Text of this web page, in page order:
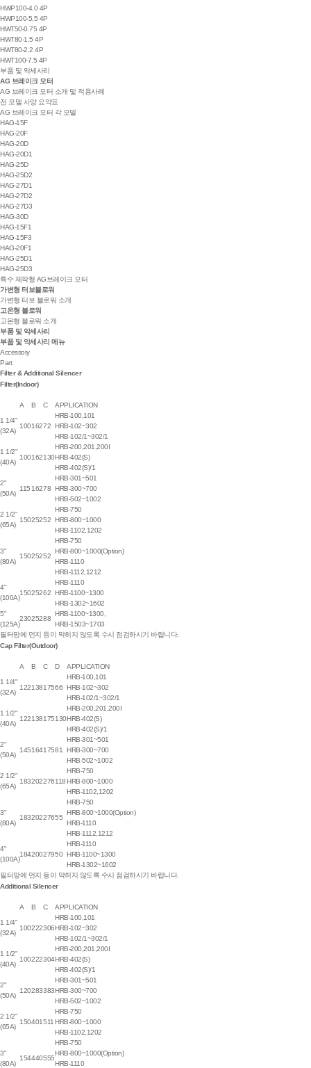
HWP100-4.0 4P
HWP100-5.5 4P
HWT50-0.75 4P
HWT80-1.5 4P
HWT80-2.2 4P
HWT100-7.5 4P
부품 및 악세사리
AG 브레이크 모터
AG 브레이크 모터 소개 및 적용사례
전 모델 사양 요약표
AG 브레이크 모터 각 모델
HAG-15F
HAG-20F
HAG-20D
HAG-20D1
HAG-25D
HAG-25D2
HAG-27D1
HAG-27D2
HAG-27D3
HAG-30D
HAG-15F1
HAG-15F3
HAG-20F1
HAG-25D1
HAG-25D3
특수 제작형 AG브레이크 모터
가변형 터보블로워
가변형 터보 블로워 소개
고온형 블로워
고온형 블로워 소개
부품 및 악세사리
부품 및 악세사리 메뉴
Accessory
Part
Filter & Additional Silencer
Filter(Indoor)
A B C
APPLICATION
1 1/4"
(32A)
10016272
HRB-100,101
HRB-102~302
HRB-102/1~302/1
1 1/2"
(40A)
100162130
HRB-200,201,200I
HRB-402(S)
HRB-402(S)/1
2"
(50A)
115 16278
HRB-301~501
HRB-300~700
HRB-502~1002
2 1/2"
(65A)
15025252
HRB-750
HRB-800~1000
HRB-1102,1202
3"
(80A)
15025252
HRB-750
HRB-800~1000(Option)
HRB-1110
HRB-1112,1212
4"
(100A)
15025262
HRB-1110
HRB-1100~1300
HRB-1302~1602
5"
(125A)
23025288
HRB-1100~1300,
HRB-1503~1703
필터망에 먼지 등이 막히지 않도록 수시 점검하시기 바랍니다.
Cap Filter(Outdoor)
A B C D
APPLICATION
1 1/4"
(32A)
12213817566
HRB-100,101
HRB-102~302
HRB-102/1~302/1
1 1/2"
(40A)
122138175130
HRB-200,201,200I
HRB-402(S)
HRB-402(S)/1
2"
(50A)
14516417581
HRB-301~501
HRB-300~700
HRB-502~1002
2 1/2"
(65A)
183202276118
HRB-750
HRB-800~1000
HRB-1102,1202
3"
(80A)
18320227655
HRB-750
HRB-800~1000(Option)
HRB-1110
HRB-1112,1212
4"
(100A)
18420027950
HRB-1110
HRB-1100~1300
HRB-1302~1602
필터망에 먼지 등이 막히지 않도록 수시 점검하시기 바랍니다.
Additional Silencer
A B C
APPLICATION
1 1/4"
(32A)
100222306
HRB-100,101
HRB-102~302
HRB-102/1~302/1
1 1/2"
(40A)
100222304
HRB-200,201,200I
HRB-402(S)
HRB-402(S)/1
2"
(50A)
120283383
HRB-301~501
HRB-300~700
HRB-502~1002
2 1/2"
(65A)
150401511
HRB-750
HRB-800~1000
HRB-1102,1202
3"
(80A)
154440555
HRB-750
HRB-800~1000(Option)
HRB-1110